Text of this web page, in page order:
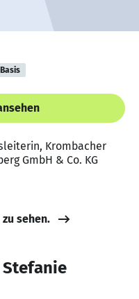
Basis
Krombacher
GmbH & Co. KG
sehen.